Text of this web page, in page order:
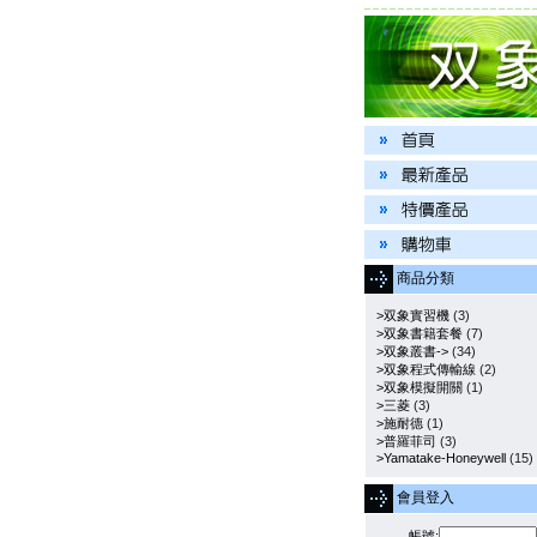
商品分類
>双象實習機(3)
>双象書籍套餐(7)
>双象叢書->(34)
>双象程式傳輸線 (2)
>双象模擬開關(1)
>三菱(3)
>施耐德(1)
>普羅菲司 (3)
>Yamatake-Honeywell(15)
會員登入